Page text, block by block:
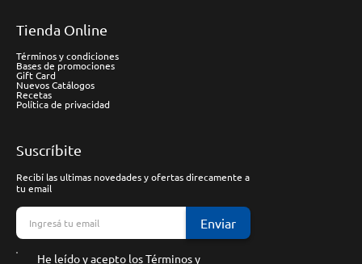
Tienda Online
Términos y condiciones
Bases de promociones
Gift Card
Nuevos Catálogos
Recetas
Política de privacidad
Suscríbite
Recibí las ultimas novedades y ofertas direcamente a
tu email
Enviar
He leído y acepto losTérminos y